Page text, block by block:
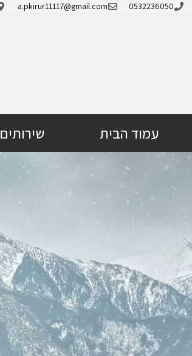
0532236050
a.pkirur11117@gmail.com
עמוד הבית שירותים